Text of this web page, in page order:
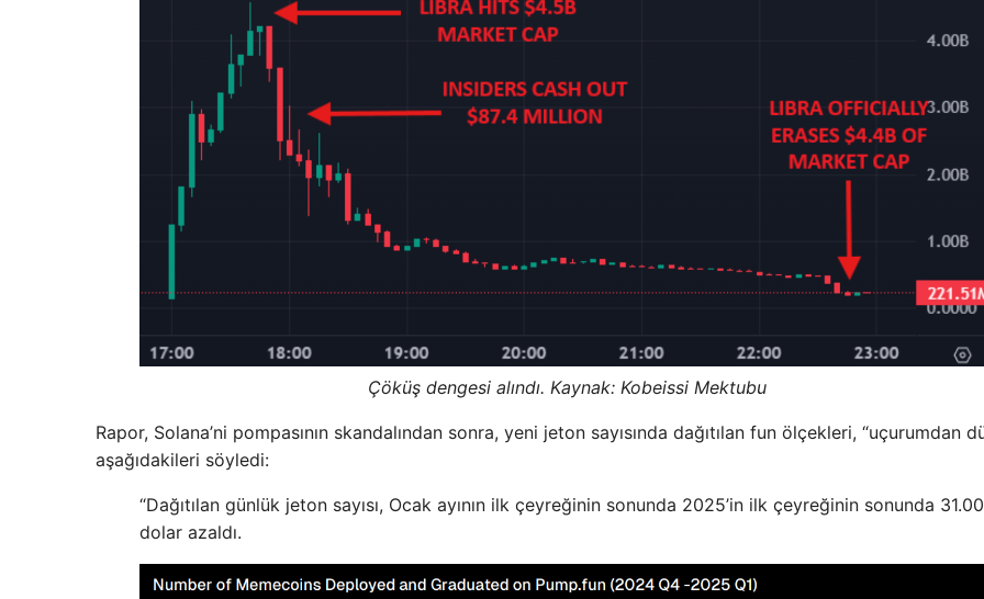
Çöküş dengesi alındı. Kaynak: Kobeissi Mektubu
Rapor, Solana’ni pompasının skandalından sonra, yeni jeton sayısında dağıtılan fun ölçekleri, “uçurumdan
aşağıdakileri söyledi:
“Dağıtılan günlük jeton sayısı, Ocak ayının ilk çeyreğinin sonunda 2025’in ilk çeyreğinin sonunda
dolar azaldı.